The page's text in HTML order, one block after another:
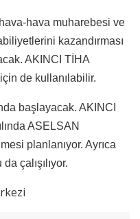
hava muharebesi ve
kazandırması
AKINCI TİHA
de kullanılabilir.
başlayacak. AKINCI
ASELSAN
planlanıyor. Ayrıca
çalışılıyor.